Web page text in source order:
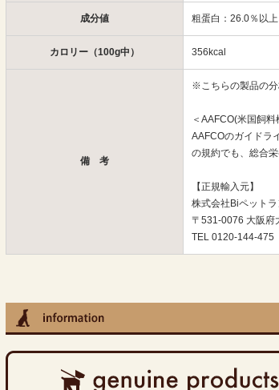
成分値 粗蛋白：26.0％以
カロリー（100g中） 356kcal
備 考
※こちらの製品の分
＜AAFCO(米国飼
AAFCOのガイドラ
の規約でも、総合
【正規輸入元】
株式会社Biペットラ
〒531-0076 大阪府
TEL 0120-144-475